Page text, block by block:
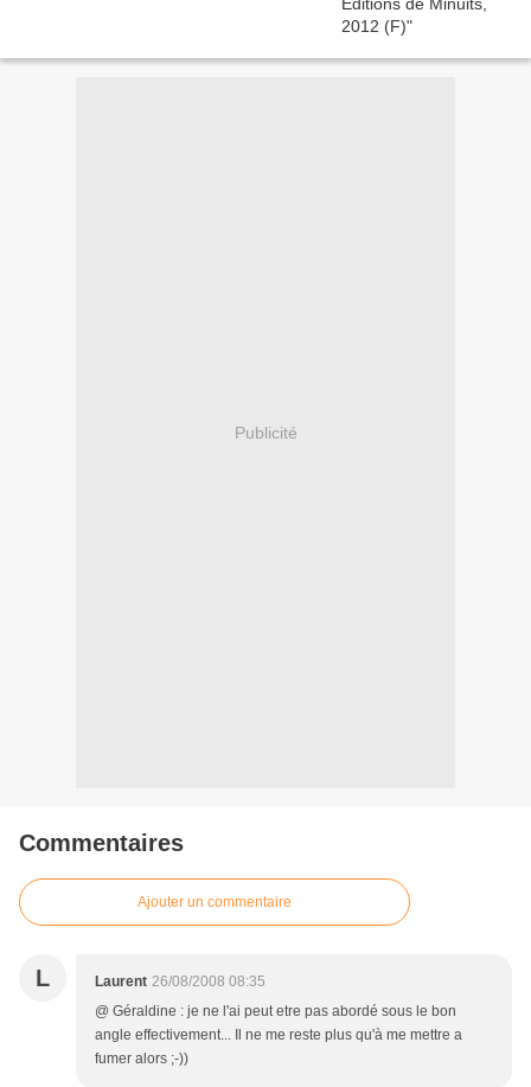
Publicité
Commentaires
Ajouter un commentaire
L Laurent 26/08/2008 08:35
@ Géraldine : je ne l'ai peut etre pas abordé sous le bon
angle effectivement... Il ne me reste plus qu'à me mettre a
fumer alors ;-))